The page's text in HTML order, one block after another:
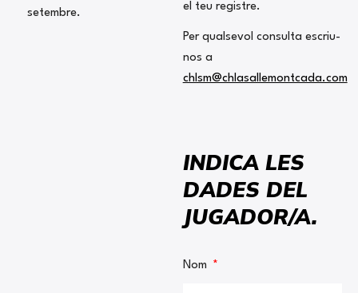
setembre.
el teu registre.
Per qualsevol consulta escriu-
nos a
chlsm@chlasallemontcada.com
INDICA LES
DADES DEL
JUGADOR/A.
Nom